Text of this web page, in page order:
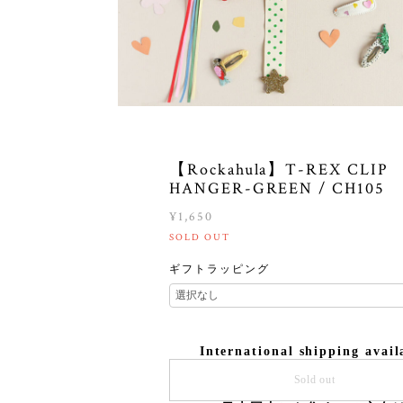
【Rockahula】T-REX CLIP
HANGER-GREEN / CH105
¥1,650
SOLD OUT
ギフトラッピング
International shipping
Sold out